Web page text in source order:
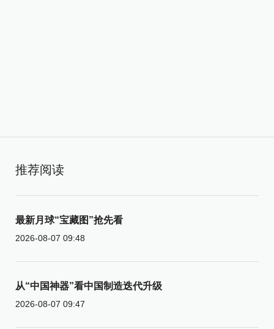
推荐阅读
最新月球“宝藏图”抢先看
2026-08-07 09:48
从“中国神器”看中国制造迭代升级
2026-08-07 09:47